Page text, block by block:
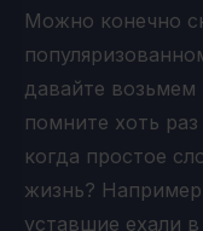
Можно конечно
давайте
помните хоть
когда простое
жизнь?
уставшие ехали